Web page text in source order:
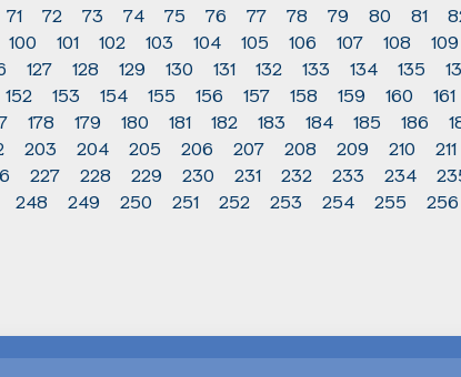
71 72 73 74 75 76 77 78 79 80 81
100 101 102 103 104 105 106 107 108 109
127 128 129 130 131 132 133 134 135
152 153 154 155 156 157 158 159 160 161
178 179 180 181 182 183 184 185 186
203 204 205 206 207 208 209 210 211
227 228 229 230 231 232 233 234
248 249 250 251 252 253 254 255 256